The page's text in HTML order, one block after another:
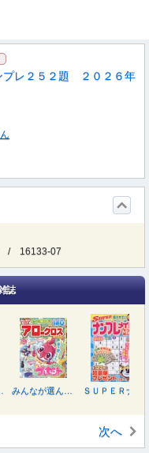
プレ２５２題 ２０２６年
/ 16133-07
誌
次へ